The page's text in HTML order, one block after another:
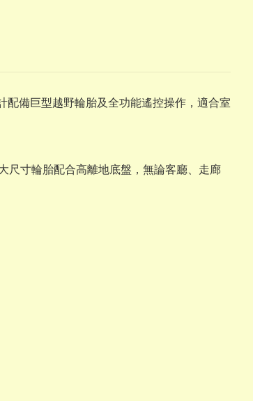
巨型越野輪胎及全功能遙控操作，適合室
輪胎配合高離地底盤，無論客廳、走廊